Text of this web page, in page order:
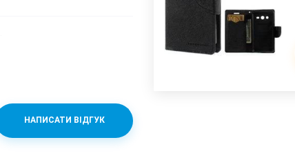
НАПИСАТИ ВІДГУК